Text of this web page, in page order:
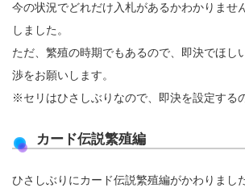
今の状況でどれだけ入札があるかわかりませ
しました。
ただ、繁殖の時期でもあるので、即決でほし
渉をお願いします。
※セリはひさしぶりなので、即決を設定する
カード伝説繁殖編
ひさしぶりにカード伝説繁殖編がかわりました